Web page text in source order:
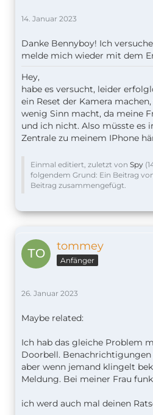
14. Januar 2023
Danke Bennyboy! Ich
melde mich wieder mit dem
Hey,
habe es versucht, leider
ein Reset der Kamera
wenig Sinn macht, da meine
und ich nicht. Also müsste es
Zentrale zu meinem IPhone
Einmal editiert, zuletzt von Spy (
folgendem Grund: Ein Beitrag
Beitrag zusammengefügt.
tommey
Anfänger
26. Januar 2023
Maybe related:
Ich hab das gleiche Problem
Doorbell.
aber wenn jemand klingelt
Meldung. Bei meiner Frau
ich werd auch mal deinen